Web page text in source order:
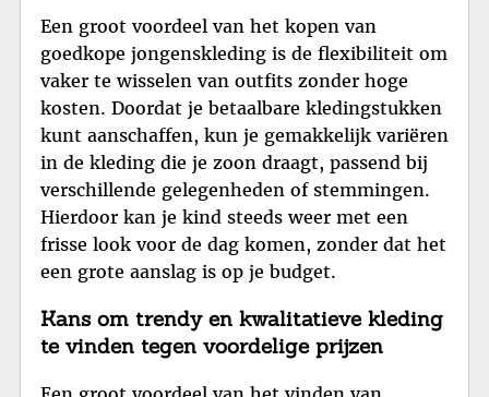
Een groot voordeel van het kopen van
goedkope jongenskleding is de flexibiliteit om
vaker te wisselen van outfits zonder hoge
kosten. Doordat je betaalbare kledingstukken
kunt aanschaffen, kun je gemakkelijk variëren
in de kleding die je zoon draagt, passend bij
verschillende gelegenheden of stemmingen.
Hierdoor kan je kind steeds weer met een
frisse look voor de dag komen, zonder dat het
een grote aanslag is op je budget.
Kans om trendy en kwalitatieve kleding
te vinden tegen voordelige prijzen